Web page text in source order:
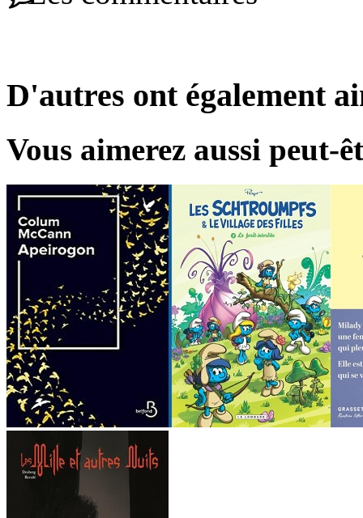
D'autres ont également
Vous aimerez aussi peut-